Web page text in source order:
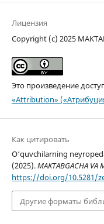
Лицензия
Copyright (c) 2025
Это произведение
«Attribution»
Как цитировать
O‘quvchilarning
(2025).MAKTABGACHA VA
https://doi.org/10.5281/
Другие форматы